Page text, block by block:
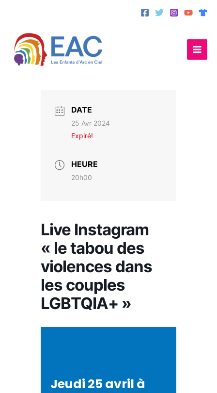
contenu
DATE
25 Avr 2024
Expiré!
HEURE
20h00
Live Instagram
« le tabou des
violences dans
les couples
LGBTQIA+ »
Jeudi 25 avril à